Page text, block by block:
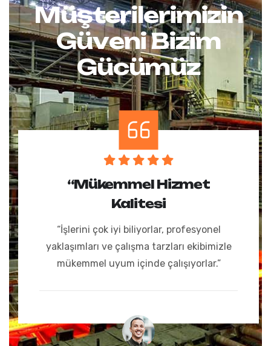
Müşterilerimizin
GüveniBizim
Gücümüz
“Mükemmel Hizmet
Kalitesi
“İşlerini çok iyi biliyorlar, profesyonel
yaklaşımları ve çalışma tarzları ekibimizle
mükemmel uyum içinde çalışıyorlar.”